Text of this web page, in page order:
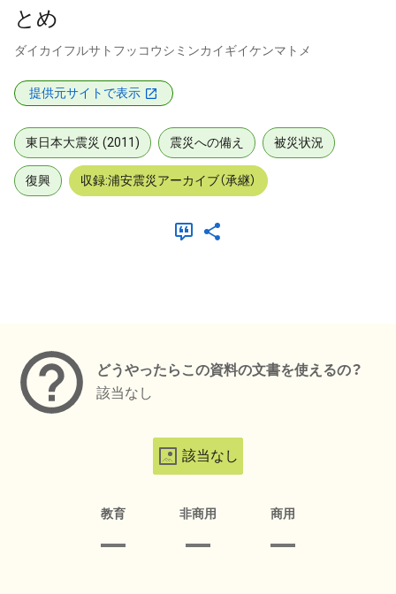
とめ
ダイカイフルサトフッコウシミンカイギイケンマトメ
提供元サイトで表示
東日本大震災 (2011) 震災への備え 被災状況
復興 収録:浦安震災アーカイブ（承継）
どうやったらこの資料の文書を使えるの？
該当なし
該当なし
教育 非商用 商用